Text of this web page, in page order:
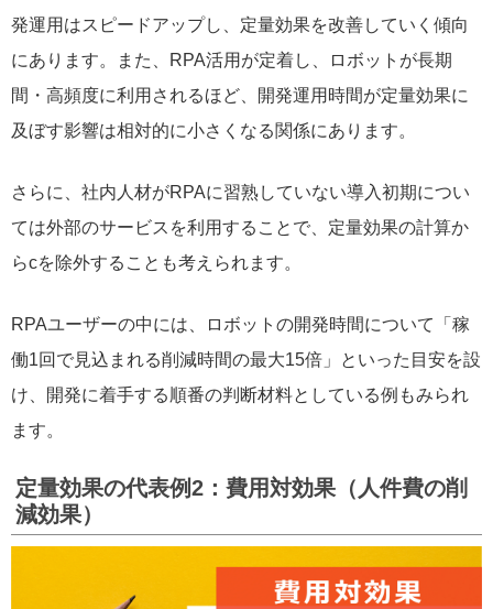
発運用はスピードアップし、定量効果を改善していく傾向
にあります。また、RPA活用が定着し、ロボットが長期
間・高頻度に利用されるほど、開発運用時間が定量効果に
及ぼす影響は相対的に小さくなる関係にあります。
さらに、社内人材がRPAに習熟していない導入初期につい
ては外部のサービスを利用することで、定量効果の計算か
らcを除外することも考えられます。
RPAユーザーの中には、ロボットの開発時間について「稼
働1回で見込まれる削減時間の最大15倍」といった目安を設
け、開発に着手する順番の判断材料としている例もみられ
ます。
定量効果の代表例2：費用対効果（人件費の削
減効果）